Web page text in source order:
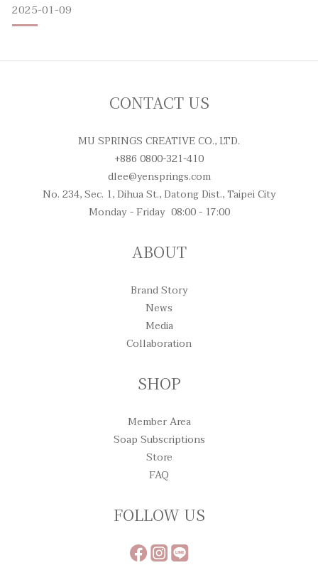
是的，我們又再一次收到五十年前大春煉皂所開發的商品，提
供我們這則訊息的，是一位已在美術界退休的唐老師，收到訊
是，唐老師願意無償將產品回到它的歷史定位，讓它更完整的
2025-01-09
CONTACT US
MU SPRINGS CREATIVE CO., LTD.
+886 0800-321-410
dlee@yensprings.com
No. 234, Sec. 1, Dihua St., Datong Dist., Taipei City
Monday - Friday 08:00 - 17:00
ABOUT
Brand Story
News
Media
Collaboration
SHOP
Member Area
Soap Subscriptions
Store
FAQ
FOLLOW US